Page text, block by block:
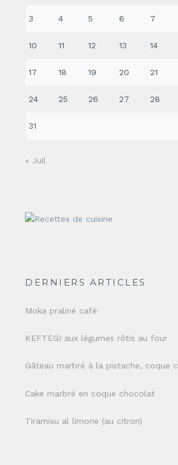
3 4 5 6 7
10 11 12 13 14
17 18 19 20 21
24 25 26 27 28
31
« Juil
DERNIERS ARTICLES
Moka praliné café
KEFTEGI aux légumes rôtis au four
Gâteau marbré à la pistache, coque
Cake marbré en coque chocolat
Tiramisu al limone (au citron)